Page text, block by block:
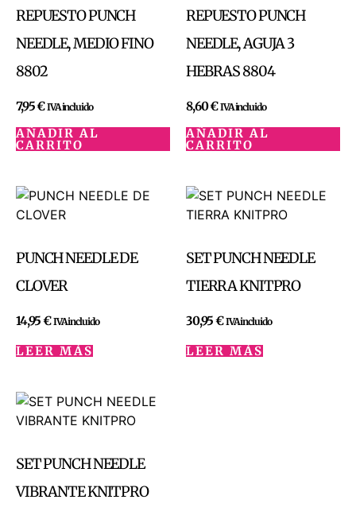
REPUESTO PUNCH
NEEDLE, MEDIO FINO
8802
7,95€IVA incluido
AÑADIR AL
CARRITO
REPUESTO PUNCH
NEEDLE, AGUJA 3
HEBRAS 8804
8,60€IVA incluido
AÑADIR AL
CARRITO
PUNCH NEEDLE DE
CLOVER
14,95€IVA incluido
LEER MÁS
SET PUNCH NEEDLE
TIERRA KNITPRO
30,95€IVA incluido
LEER MÁS
SET PUNCH NEEDLE
VIBRANTE KNITPRO